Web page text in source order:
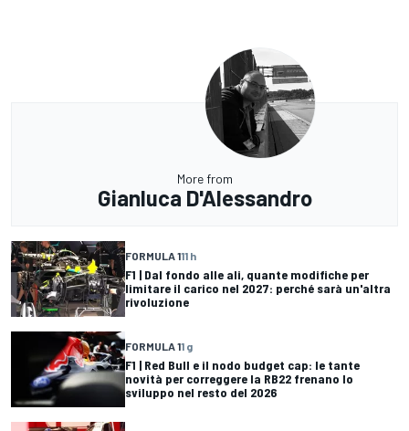
More from
Gianluca D'Alessandro
FORMULA 111 h
F1 | Dal fondo alle ali, quante modifiche per
limitare il carico nel 2027: perché sarà un'altra
rivoluzione
FORMULA 11 g
F1 | Red Bull e il nodo budget cap: le tante
novità per correggere la RB22 frenano lo
sviluppo nel resto del 2026